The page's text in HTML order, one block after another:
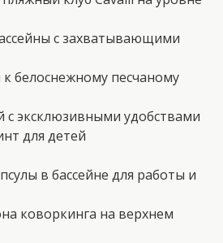
с захватывающими
белоснежному песчаному
с эксклюзивными удобствами
для детей
в бассейне для работы и
коворкинга на верхнем